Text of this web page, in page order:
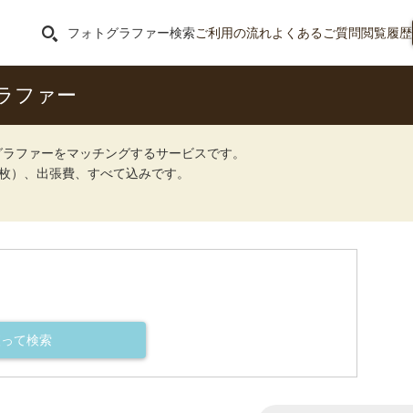
フォトグラファー検索ご利用の流れよくあるご質問閲覧履歴
ファー
ファーをマッチングするサービスです。
、出張費、すべて込みです。
て検索